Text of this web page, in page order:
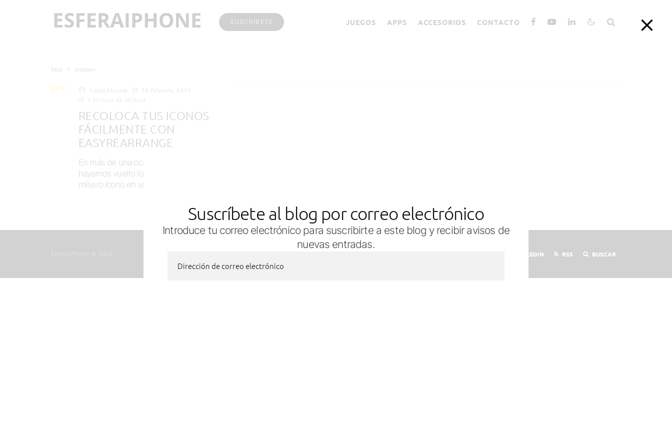
SUSCRÍBETE JUEGOS APPS ACCESORIOS CONTACTO
Inicio precision
precision CostaXtreme
16 febrero, 2011
1 Minuto de lectura
RECOLOCA TUS ICONOS
FÁCILMENTE CON
EASYREARRANGE
En más de una ocasión es posible que nos
hayamos vuelto locos para colocar un
mísero icono en un lugar...
LINKEDIN RSS BUSCAR
Suscríbete al blog por correo electrónico
Introduce tu correo electrónico para suscribirte a este blog y recibir avisos de
nuevas entradas.